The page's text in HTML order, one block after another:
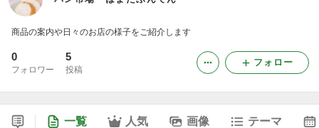
商品の案内や日々のお店の様子をご紹介します
0
フォロワー
5
投稿
フォロー
一覧 人気 画像 テーマ